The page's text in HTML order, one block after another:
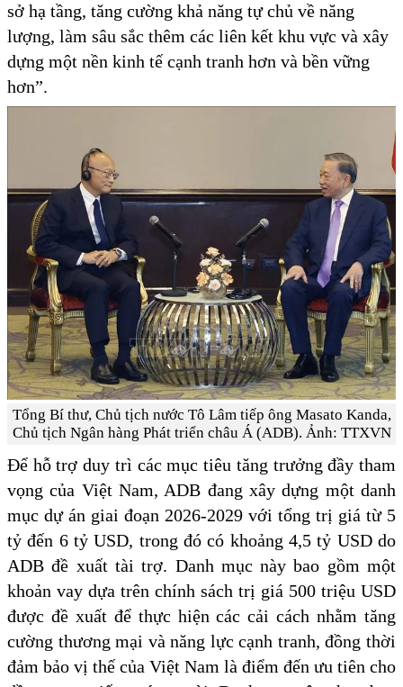
sở hạ tầng, tăng cường khả năng tự chủ về năng
lượng, làm sâu sắc thêm các liên kết khu vực và xây
dựng một nền kinh tế cạnh tranh hơn và bền vững
hơn”.
Tổng Bí thư, Chủ tịch nước Tô Lâm tiếp ông Masato Kanda,
Chủ tịch Ngân hàng Phát triển châu Á (ADB). Ảnh: TTXVN
Để hỗ trợ duy trì các mục tiêu tăng trưởng đầy tham
vọng của Việt Nam, ADB đang xây dựng một danh
mục dự án giai đoạn 2026-2029 với tổng trị giá từ 5
tỷ đến 6 tỷ USD, trong đó có khoảng 4,5 tỷ USD do
ADB đề xuất tài trợ. Danh mục này bao gồm một
khoản vay dựa trên chính sách trị giá 500 triệu USD
được đề xuất để thực hiện các cải cách nhằm tăng
cường thương mại và năng lực cạnh tranh, đồng thời
đảm bảo vị thế của Việt Nam là điểm đến ưu tiên cho